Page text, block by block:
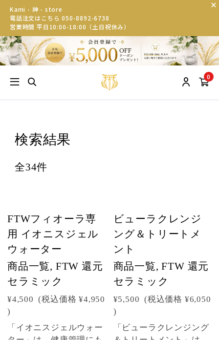
Kami - 神 - store
電話注文はこちら 050-8892-6738
営業時間 平日10:00-18:00（土日祝休み）
0
検索結果
全34件
FTWフィオーラ専
用 イオニスジェル
ウォーター
商品一覧, FTW 還元
セラミック
¥4,500 (税込価格 ¥4,950
)
「イオニスジェルウォー
ビューラクレンジ
ング＆トリートメ
ント
商品一覧, FTW 還元
セラミック
¥5,500 (税込価格 ¥6,050
)
「ビューラクレンジング